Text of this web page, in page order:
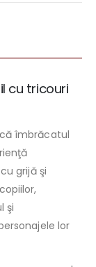
cu tricouri
îmbrăcatul
grijă şi
şi
lor